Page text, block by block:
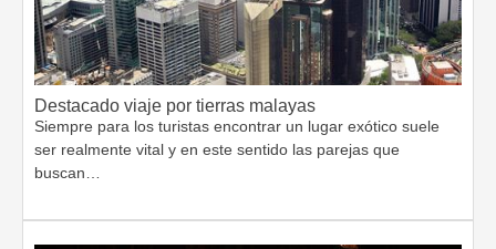
Destacado viaje por tierras malayas
Siempre para los turistas encontrar un lugar exótico suele
ser realmente vital y en este sentido las parejas que
buscan…